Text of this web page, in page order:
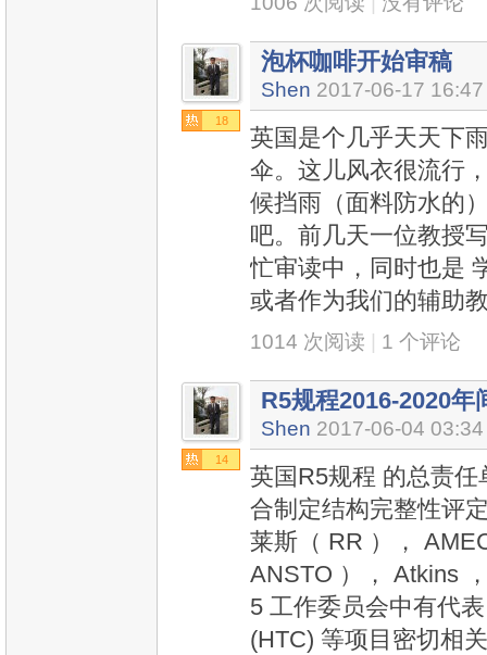
18
泡杯咖啡开始审稿
Shen 2017-06-17 16:47
英国是个几乎天天下
伞。这儿风衣很流行
候挡雨（面料防水的
吧。前几天一位教授
忙审读中，同时也是
或者作为我们的辅助
1014 次阅读 1 个评论
14
R5规程2016-2020年
Shen 2017-06-04 03:34
英国R5规程 的总责
合制定结构完整性评
莱斯（ RR ），
ANSTO ）， Atkins
5 工作委员会中有代
(HTC) 等项目密切相